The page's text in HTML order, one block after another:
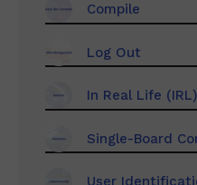
Compile
Log Out
In Real Life (IRL)
Single-Board